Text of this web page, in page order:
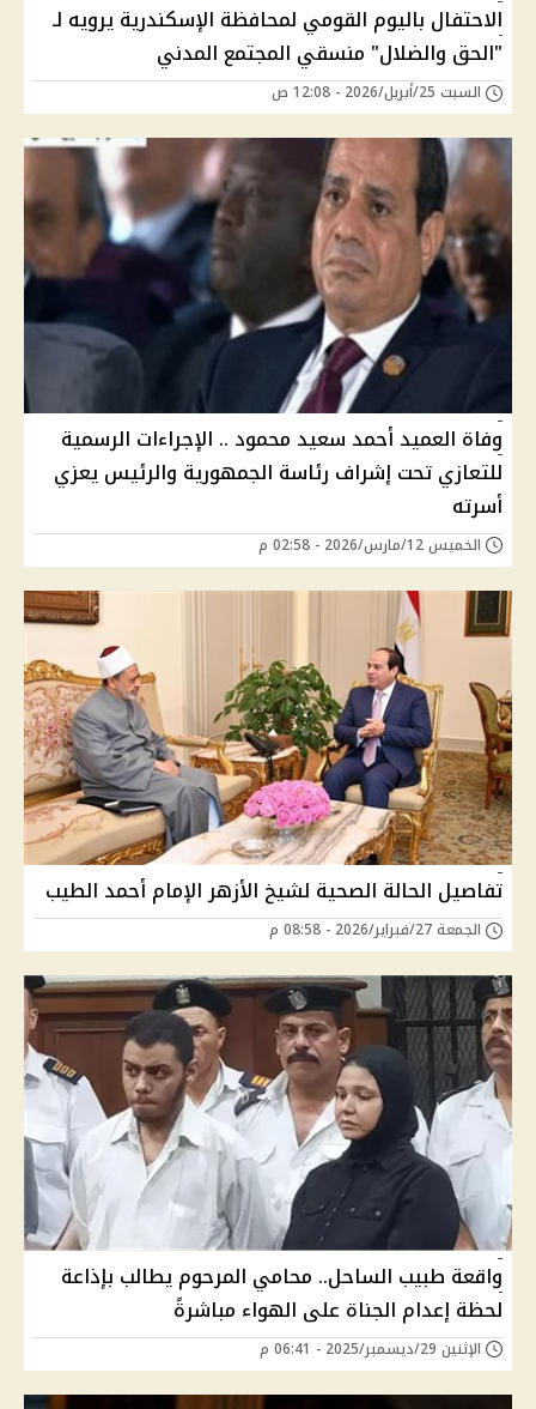
الاحتفال باليوم القومي لمحافظة الإسكندرية يرويه لـ
"الحق والضلال" منسقي المجتمع المدني
السبت 25/أبريل/2026 - 12:08 ص
وفاة العميد أحمد سعيد محمود .. الإجراءات الرسمية
للتعازي تحت إشراف رئاسة الجمهورية والرئيس يعزي
أسرته
الخميس 12/مارس/2026 - 02:58 م
تفاصيل الحالة الصحية لشيخ الأزهر الإمام أحمد الطيب
الجمعة 27/فبراير/2026 - 08:58 م
واقعة طبيب الساحل.. محامي المرحوم يطالب بإذاعة
لحظة إعدام الجناة على الهواء مباشرةً
الإثنين 29/ديسمبر/2025 - 06:41 م